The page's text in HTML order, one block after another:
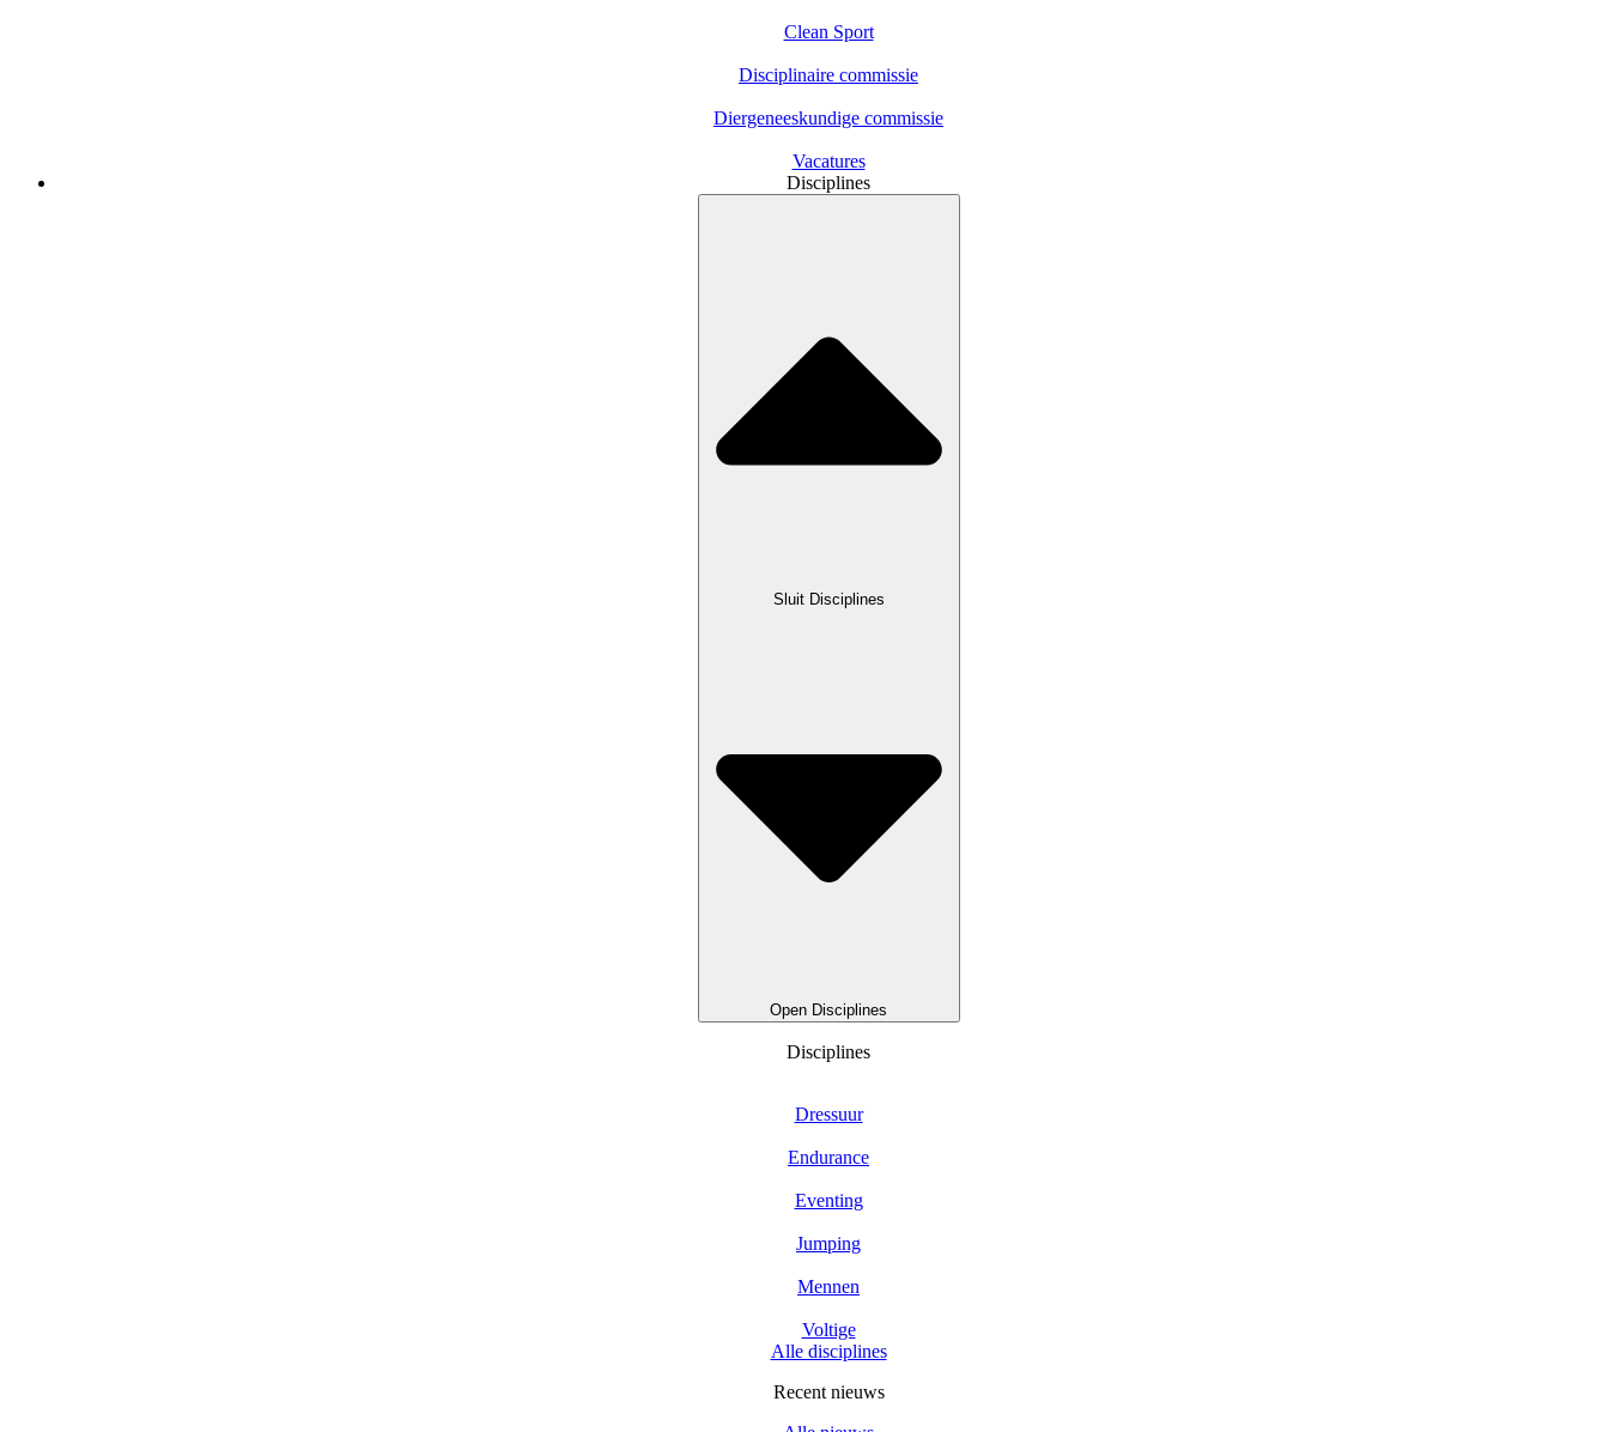
Clean Sport
Disciplinaire commissie
Diergeneeskundige commissie
Vacatures
Disciplines
Sluit Disciplines
Open Disciplines
Disciplines
Dressuur
Endurance
Eventing
Jumping
Mennen
Voltige
Alle disciplines
Recent nieuws